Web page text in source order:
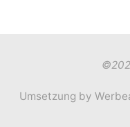
Umsetzung by